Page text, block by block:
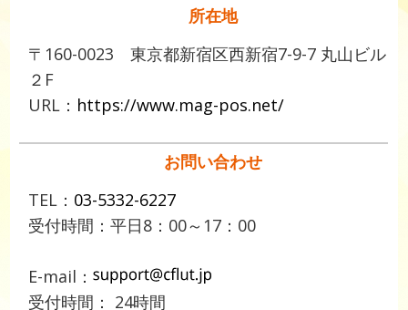
所在地
〒160-0023 東京都新宿区西新宿7-9-7 丸山ビル
２F
URL： https://www.mag-pos.net/
お問い合わせ
TEL： 03-5332-6227
受付時間：平日8：00～17：00
E-mail：
受付時間： 24時間